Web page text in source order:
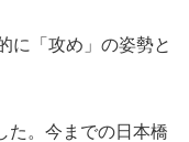
に「攻め」の姿勢と
た。今までの日本橋